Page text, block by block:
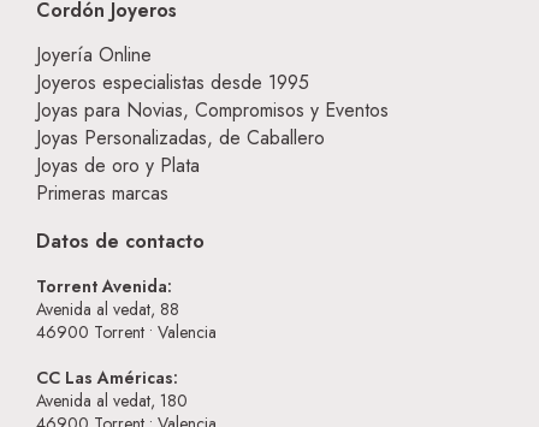
Cordón Joyeros
Joyería Online
Joyeros especialistas desde 1995
Joyas para Novias, Compromisos y Eventos
Joyas Personalizadas, de Caballero
Joyas de oro y Plata
Primeras marcas
Datos de contacto
Torrent Avenida:
Avenida al vedat, 88
46900 Torrent • Valencia
CC Las Américas:
Avenida al vedat, 180